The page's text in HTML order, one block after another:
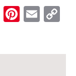
Threads